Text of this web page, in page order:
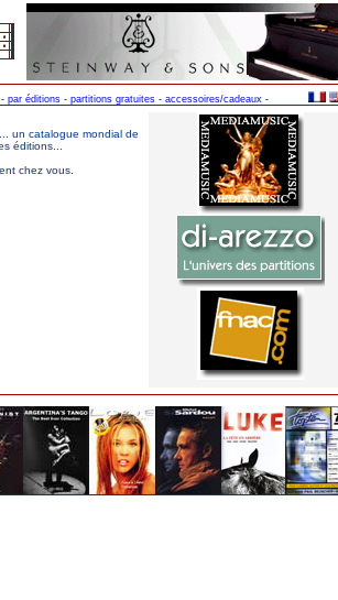
- par éditions - partitions gratuites - accessoires/cadeaux -